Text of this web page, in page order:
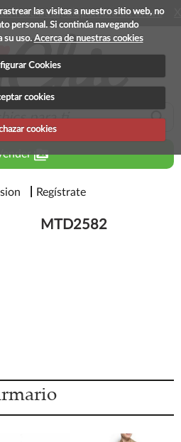
las visitas a nuestro sitio web, no
personal. Si continúa navegando
su uso. Acerca de nuestras cookies
Cookies
cookies
cookies
fase beta, disponible en breve
search
perm_media
Regístrate
MTD2582